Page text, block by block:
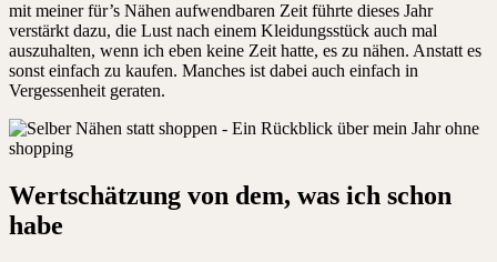
mit meiner für’s Nähen aufwendbaren Zeit führte dieses Jahr
verstärkt dazu, die Lust nach einem Kleidungsstück auch mal
auszuhalten, wenn ich eben keine Zeit hatte, es zu nähen. Anstatt es
sonst einfach zu kaufen. Manches ist dabei auch einfach in
Vergessenheit geraten.
Wertschätzung von dem, was ich schon
habe